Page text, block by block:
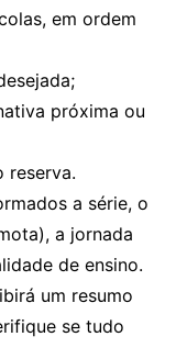
em ordem
próxima ou
reserva.
a série, o
a jornada
de ensino.
um resumo
se tudo